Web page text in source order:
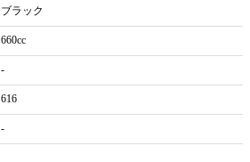
ブラック
660cc
-
616
-